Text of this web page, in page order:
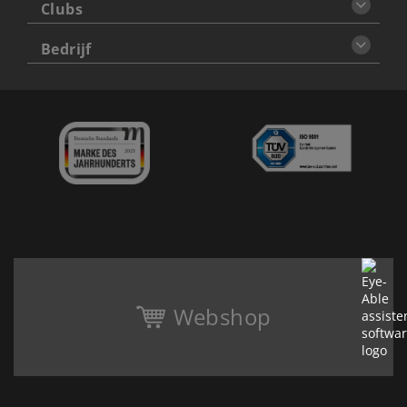
Clubs
Bedrijf
Webshop